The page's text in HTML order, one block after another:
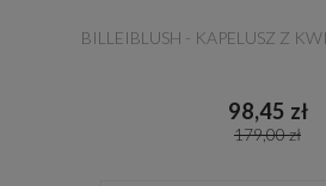
BILLEIBLUSH - KAPELUSZ Z
98,45 zł
179,00 zł